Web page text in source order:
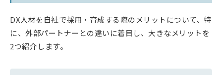
DX人材を自社で採用・育成する際のメリットについて、特
に、外部パートナーとの違いに着目し、大きなメリットを
2つ紹介します。